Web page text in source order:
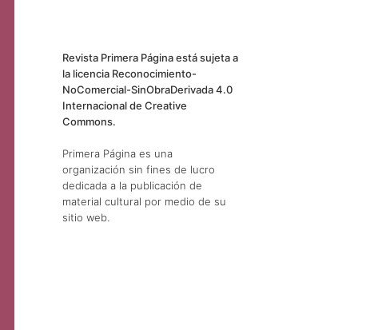
Revista Primera Página está sujeta a
la licencia Reconocimiento-
NoComercial-SinObraDerivada 4.0
Internacional de Creative
Commons.
Primera Página es una
organización sin fines de lucro
dedicada a la publicación de
material cultural por medio de su
sitio web.